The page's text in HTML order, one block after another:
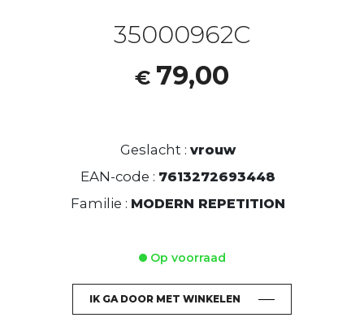
35000962C
€ 79,00
Geslacht : vrouw
EAN-code : 7613272693448
Familie : MODERN REPETITION
Op voorraad
IK GA DOOR MET WINKELEN